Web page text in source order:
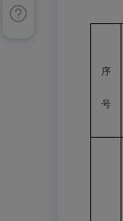
序
号